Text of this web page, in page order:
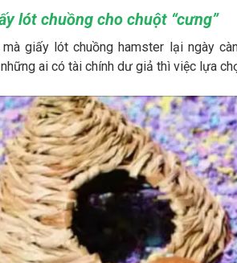
lót chuồng cho chuột “cưng”
giấy lót chuồng hamster lại ngày
ai có tài chính dư giả thì việc lựa